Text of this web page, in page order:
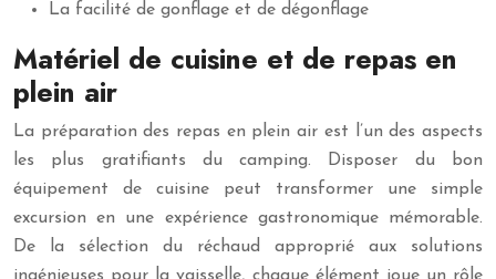
La facilité de gonflage et de dégonflage
Matériel de cuisine et de repas en
plein air
La préparation des repas en plein air est l’un des aspects
les plus gratifiants du camping. Disposer du bon
équipement de cuisine peut transformer une simple
excursion en une expérience gastronomique mémorable.
De la sélection du réchaud approprié aux solutions